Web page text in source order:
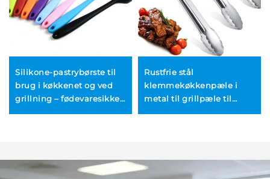
Silikone-pastrybørste til
brug i køkkenet og ved
grillning – fødevaresikker,
Rustfrie stål
klemmekøkkenpæle i
metal til grillpæle til